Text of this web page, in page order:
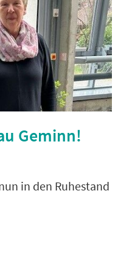
Geminn!
in den Ruhestand